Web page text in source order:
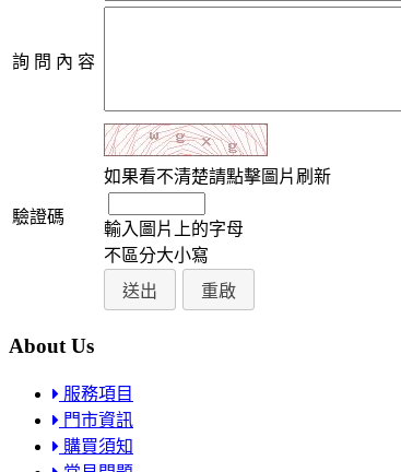
詢 問 內 容
驗證碼
如果看不清楚請點擊圖片刷新
輸入圖片上的字母
不區分大小寫
About Us
服務項目
門市資訊
購買須知